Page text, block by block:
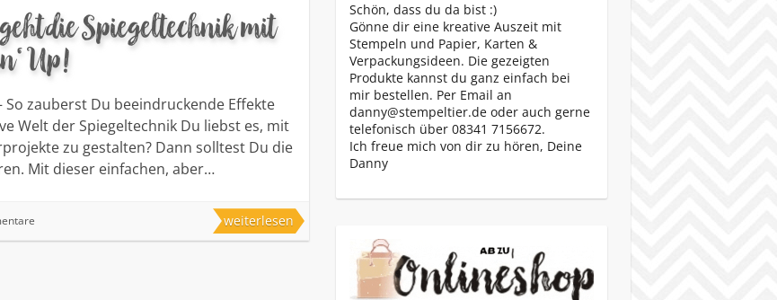
die Spiegeltechnik mit
Up!
zauberst Du beeindruckende Effekte
Welt der Spiegeltechnik Du liebst es, mit
zu gestalten? Dann solltest Du die
Mit dieser einfachen, aber…
weiterlesen
Schön, dass du da bist :)
Gönne dir eine kreative Auszeit mit
Stempeln und Papier, Karten &
Verpackungsideen. Die gezeigten
Produkte kannst du ganz einfach bei
mir bestellen. Per Email an
danny@stempeltier.de oder auch gerne
telefonisch über 08341 7156672.
Ich freue mich von dir zu hören, Deine
Danny